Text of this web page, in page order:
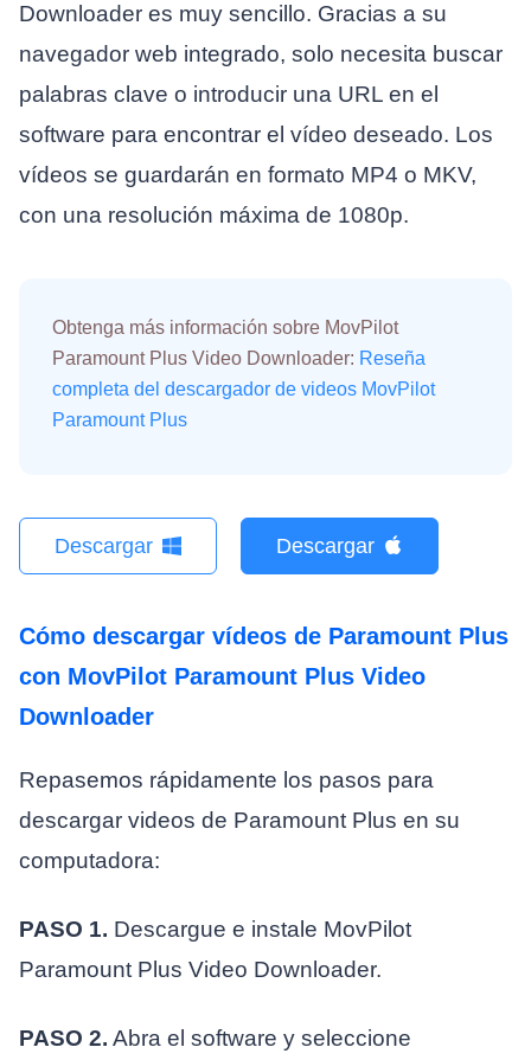
Downloader es muy sencillo. Gracias a su
navegador web integrado, solo necesita buscar
palabras clave o introducir una URL en el
software para encontrar el vídeo deseado. Los
vídeos se guardarán en formato MP4 o MKV,
con una resolución máxima de 1080p.
Obtenga más información sobre MovPilot
Paramount Plus Video Downloader: Reseña
completa del descargador de videos MovPilot
Paramount Plus
Descargar Descargar
Cómo descargar vídeos de Paramount Plus
con MovPilot Paramount Plus Video
Downloader
Repasemos rápidamente los pasos para
descargar videos de Paramount Plus en su
computadora:
PASO 1. Descargue e instale MovPilot
Paramount Plus Video Downloader.
PASO 2. Abra el software y seleccione